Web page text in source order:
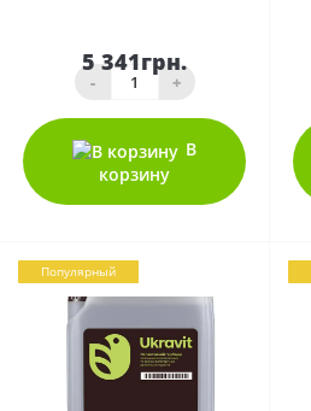
5 341грн.
- +
В
корзину
Популярный